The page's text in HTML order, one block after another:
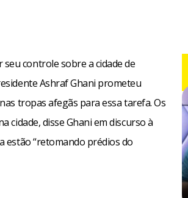
controle sobre a cidade de
Ashraf Ghani prometeu
tropas afegãs para essa tarefa. Os
cidade, disse Ghani em discurso à
estão “retomando prédios do